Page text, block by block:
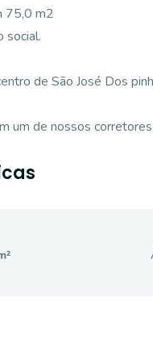
75,0 m2
social.
de São José Dos
um de nossos corretores.